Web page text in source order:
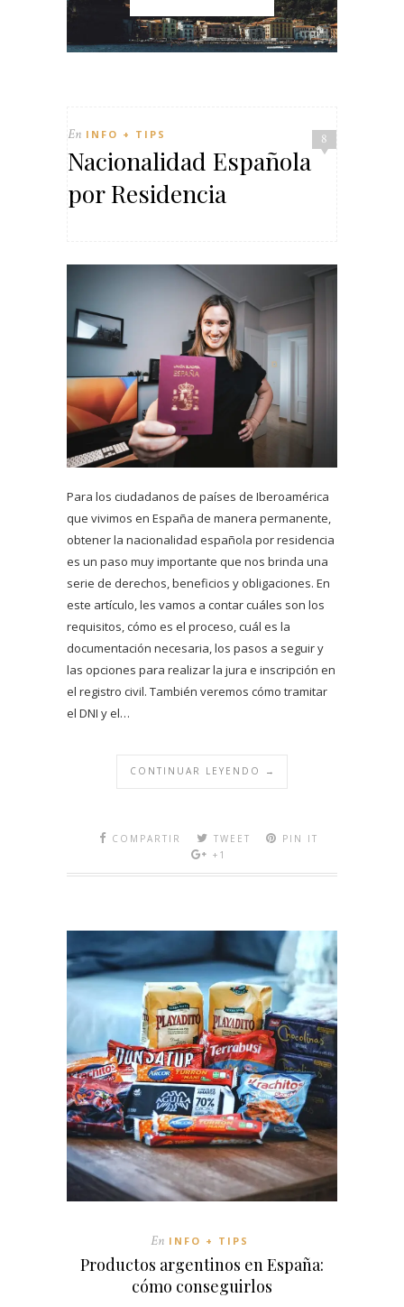
8
En INFO + TIPS
Nacionalidad Española
por Residencia
Para los ciudadanos de países de Iberoamérica
que vivimos en España de manera permanente,
obtener la nacionalidad española por residencia
es un paso muy importante que nos brinda una
serie de derechos, beneficios y obligaciones. En
este artículo, les vamos a contar cuáles son los
requisitos, cómo es el proceso, cuál es la
documentación necesaria, los pasos a seguir y
las opciones para realizar la jura e inscripción en
el registro civil. También veremos cómo tramitar
el DNI y el…
CONTINUAR LEYENDO →
COMPARTIR TWEET
PIN IT
+1
En INFO + TIPS
Productos argentinos en España:
cómo conseguirlos